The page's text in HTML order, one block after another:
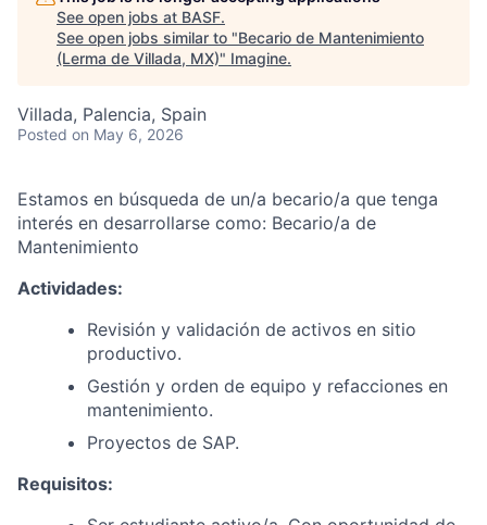
See open jobs at BASF.
See open jobs similar to "Becario de Mantenimiento
(Lerma de Villada, MX)" Imagine.
Villada, Palencia, Spain
Posted on May 6, 2026
Estamos en búsqueda de un/a becario/a que tenga
interés en desarrollarse como: Becario/a de
Mantenimiento
Actividades:
Revisión y validación de activos en sitio
productivo.
Gestión y orden de equipo y refacciones en
mantenimiento.
Proyectos de SAP.
Requisitos: